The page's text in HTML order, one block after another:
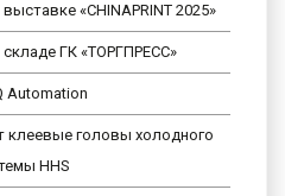
«CHINAPRINT 2025»
ГК «ТОРГПРЕСС»
Automation
клеевые головы холодного
HHS